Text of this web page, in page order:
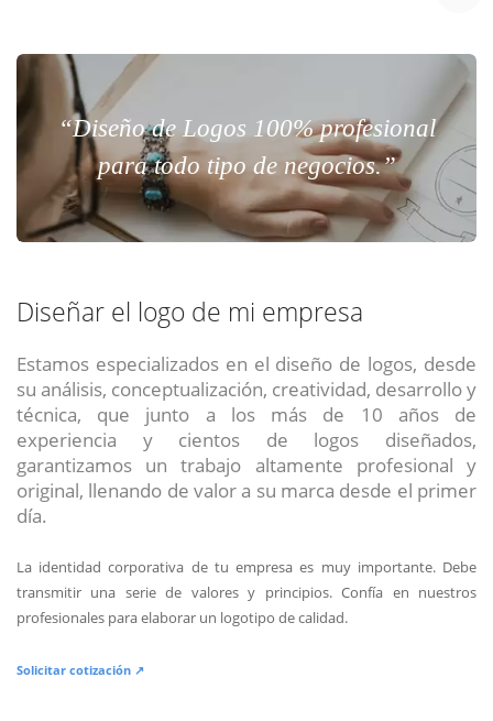
“Diseño de Logos 100% profesional
para todo tipo de negocios.”
Diseñar el logo de mi empresa
Estamos especializados en el diseño de logos, desde
su análisis, conceptualización, creatividad, desarrollo y
técnica, que junto a los más de 10 años de
experiencia y cientos de logos diseñados,
garantizamos un trabajo altamente profesional y
original, llenando de valor a su marca desde el primer
día.
La identidad corporativa de tu empresa es muy importante. Debe
transmitir una serie de valores y principios. Confía en nuestros
profesionales para elaborar un logotipo de calidad.
Solicitar cotización ↗